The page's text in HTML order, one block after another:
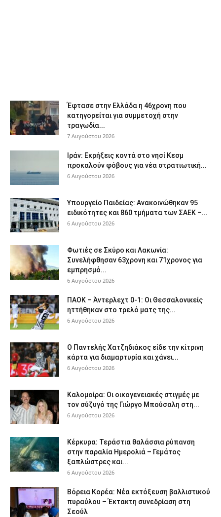
Έφτασε στην Ελλάδα η 46χρονη που
κατηγορείται για συμμετοχή στην
τραγωδία...
7 Αυγούστου 2026
Ιράν: Εκρήξεις κοντά στο νησί Κεσμ
προκαλούν φόβους για νέα στρατιωτική...
6 Αυγούστου 2026
Υπουργείο Παιδείας: Ανακοινώθηκαν 95
ειδικότητες και 860 τμήματα των ΣΑΕΚ –...
6 Αυγούστου 2026
Φωτιές σε Σκύρο και Λακωνία:
Συνελήφθησαν 63χρονη και 71χρονος για
εμπρησμό...
6 Αυγούστου 2026
ΠΑΟΚ – Άντερλεχτ 0-1: Οι Θεσσαλονικείς
ηττήθηκαν στο τρελό ματς της...
6 Αυγούστου 2026
Ο Παντελής Χατζηδιάκος είδε την κίτρινη
κάρτα για διαμαρτυρία και χάνει...
6 Αυγούστου 2026
Καλομοίρα: Οι οικογενειακές στιγμές με
τον σύζυγό της Γιώργο Μπούσαλη στη...
6 Αυγούστου 2026
Κέρκυρα: Τεράστια θαλάσσια ρύπανση
στην παραλία Ημερολιά – Γεμάτος
ξαπλώστρες και...
6 Αυγούστου 2026
Βόρεια Κορέα: Νέα εκτόξευση βαλλιστικού
πυραύλου – Έκτακτη συνεδρίαση στη
Σεούλ